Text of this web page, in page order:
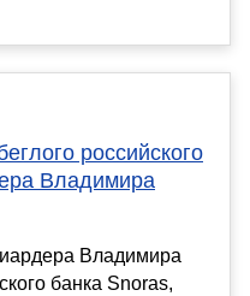
российского
Владимира
Владимира
банка Snoras,